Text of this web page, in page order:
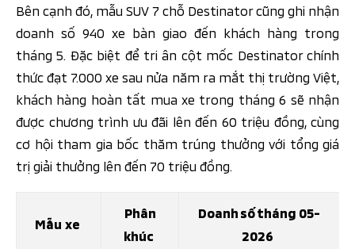
Bên cạnh đó, mẫu SUV 7 chỗ Destinator cũng ghi nhận
doanh số 940 xe bàn giao đến khách hàng trong
tháng 5. Đặc biệt để tri ân cột mốc Destinator chính
thức đạt 7.000 xe sau nửa năm ra mắt thị trường Việt,
khách hàng hoàn tất mua xe trong tháng 6 sẽ nhận
được chương trình ưu đãi lên đến 60 triệu đồng, cùng
cơ hội tham gia bốc thăm trúng thưởng với tổng giá
trị giải thưởng lên đến 70 triệu đồng.
Mẫu xe
Phân
khúc
Doanh số tháng 05-
2026